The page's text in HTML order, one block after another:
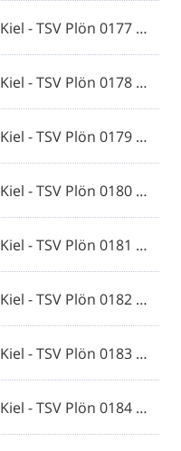
20230901 VfB Kiel - TSV Plön 0177 © 2023 Ismail Yesilyurt.jpg
20230901 VfB Kiel - TSV Plön 0178 © 2023 Ismail Yesilyurt.jpg
20230901 VfB Kiel - TSV Plön 0179 © 2023 Ismail Yesilyurt.jpg
20230901 VfB Kiel - TSV Plön 0180 © 2023 Ismail Yesilyurt.jpg
20230901 VfB Kiel - TSV Plön 0181 © 2023 Ismail Yesilyurt.jpg
20230901 VfB Kiel - TSV Plön 0182 © 2023 Ismail Yesilyurt.jpg
20230901 VfB Kiel - TSV Plön 0183 © 2023 Ismail Yesilyurt.jpg
20230901 VfB Kiel - TSV Plön 0184 © 2023 Ismail Yesilyurt.jpg